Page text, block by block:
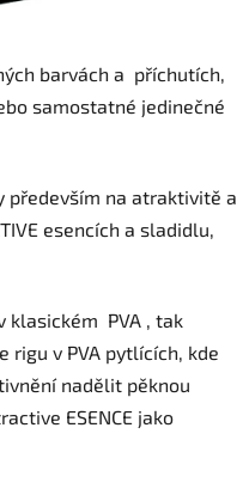
barvách a příchutích,
samostatné jedinečné
především na atraktivitě a
esencích a sladidlu,
klasickém PVA , tak
rigu v PVA pytlících, kde
nadělit pěknou
ESENCE jako